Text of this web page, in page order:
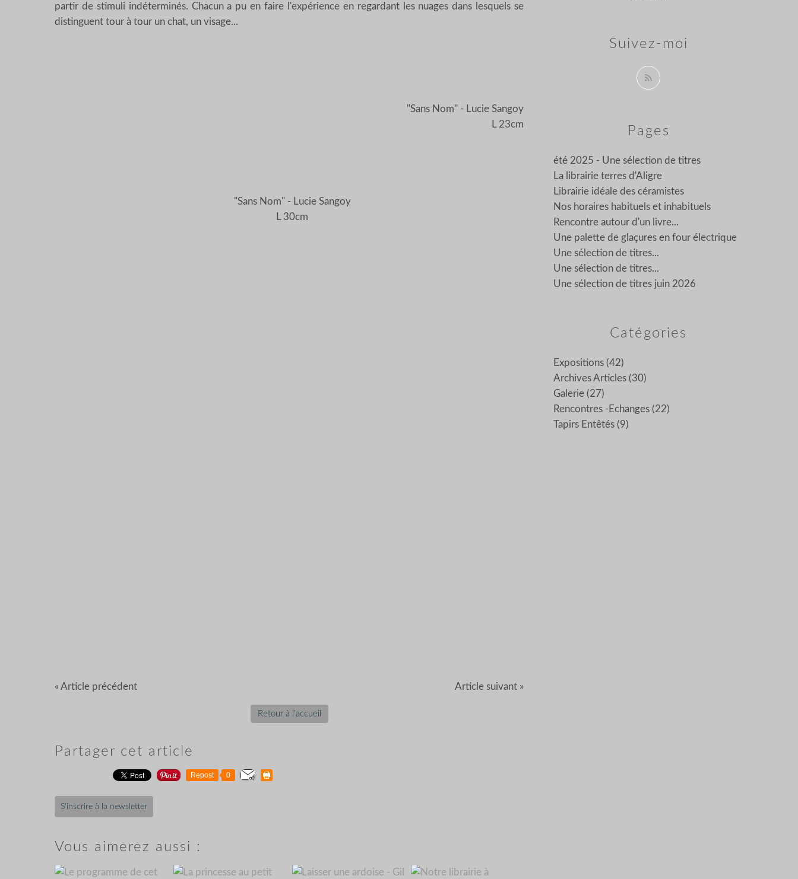
partir de stimuli indéterminés. Chacun a pu en faire l'expérience en regardant les nuages dans lesquels se
distinguent tour à tour un chat, un visage...
"Sans Nom" - Lucie Sangoy
L 23cm
"Sans Nom" - Lucie Sangoy
L 30cm
« Article précédent Article suivant »
Retour à l'accueil
Partager cet article
Repost 0
S'inscrire à la newsletter
Vous aimerez aussi :
Catégories
Expositions (42)
Archives Articles (30)
Galerie (27)
Rencontres -echanges (22)
Tapirs Entêtés (9)
Pages
été 2025 - Une sélection de titres
La librairie terres d'Aligre
Librairie idéale des céramistes
Nos horaires habituels et inhabituels
Rencontre autour d'un livre...
Une palette de glaçures en four électrique
Une sélection de titres...
Une sélection de titres...
Une sélection de titres juin 2026
Suivez-moi